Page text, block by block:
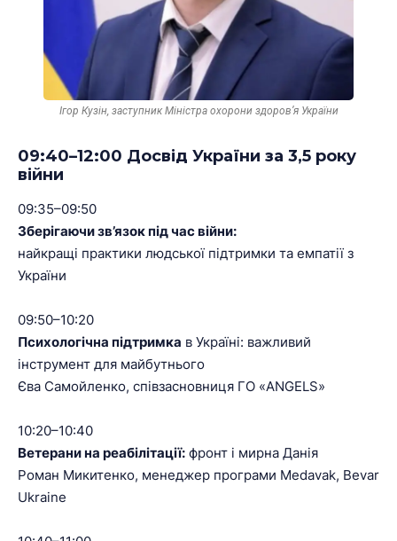
Ігор Кузін, заступник Міністра охорони здоров’я України
09:40–12:00 Досвід України за 3,5 року
війни
09:35–09:50
Зберігаючи зв’язок під час війни:
найкращі практики людської підтримки та емпатії з
України
09:50–10:20
Психологічна підтримка в Україні: важливий
інструмент для майбутнього
Єва Самойленко, співзасновниця ГО «ANGELS»
10:20–10:40
Ветерани на реабілітації: фронт і мирна Данія
Роман Микитенко, менеджер програми Medavak, Bevar
Ukraine